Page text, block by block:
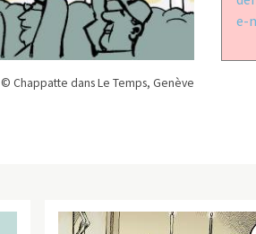
© Chappatte dans Le Temps, Genève
e-